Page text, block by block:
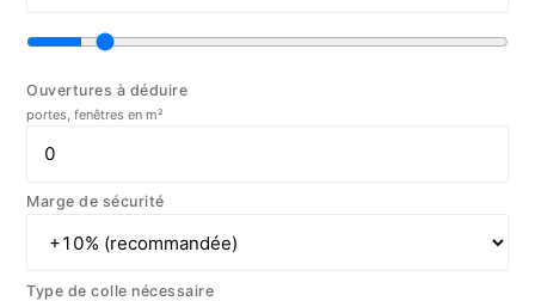
Ouvertures à déduire
portes, fenêtres en m²
Marge de sécurité
Type de colle nécessaire